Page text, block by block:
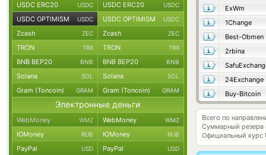
ExWm
1Change
Best-Obmen
2rbina
24Exchange
Buy-Bitcoin
Всего по
Суммарный резерв
Официальный курс
USDC ERC20 USDC USDC ERC20 USDC
USDC OPTIMISM USDC USDC OPTIMISM USDC
Zcash ZEC Zcash ZEC
TRON TRX TRON TRX
BNB BEP20 BNB BNB BEP20 BNB
Solana SOL Solana SOL
Gram (Toncoin) GRAM Gram (Toncoin) GRAM
Электронные деньги
WebMoney WMZ WebMoney WMZ
ЮMoney RUB ЮMoney RUB
PayPal USD PayPal USD